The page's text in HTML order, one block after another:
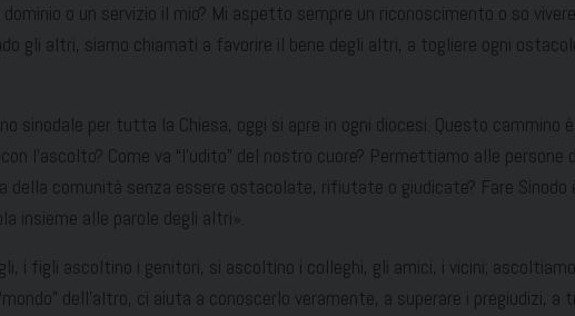
o un servizio il mio? Mi aspetto sempre un riconoscimento o so
gli altri, siamo chiamati a favorire il bene degli altri, a togliere ogni
sinodale per tutta la Chiesa, oggi si apre in ogni diocesi. Questo
l’ascolto? Come va “l’udito” del nostro cuore? Permettiamo alle
comunità senza essere ostacolate, rifiutate o giudicate? Fare
insieme alle parole degli altri».
i figli ascoltino i genitori, si ascoltino i colleghi, gli amici, i vicini;
dell’altro, ci aiuta a conoscerlo veramente, a superare i pregiudizi, a